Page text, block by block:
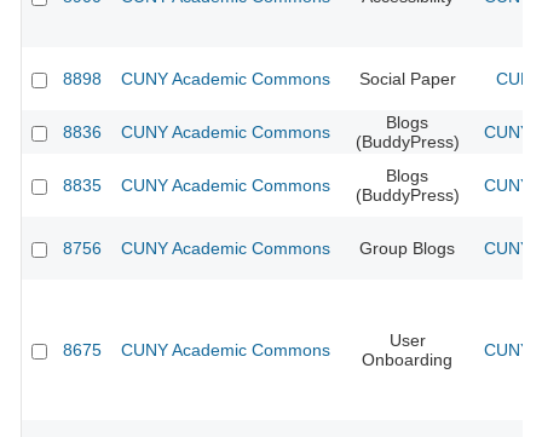
8898 CUNY Academic Commons Social Paper
8836 CUNY Academic Commons
Blogs
(BuddyPress)
CUNY
8835 CUNY Academic Commons
Blogs
(BuddyPress)
CUNY
8756 CUNY Academic Commons Group Blogs CUNY
8675 CUNY Academic Commons
User
Onboarding
CUNY